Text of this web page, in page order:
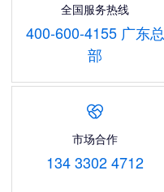
全国服务热线
400-600-4155 广东总
部

市场合作
134 3302 4712